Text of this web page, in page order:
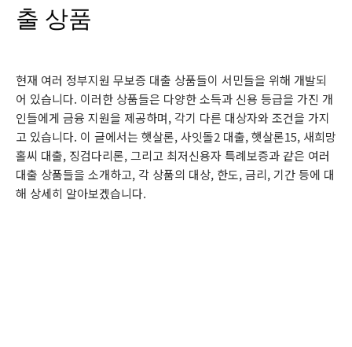
출 상품
현재 여러 정부지원 무보증 대출 상품들이 서민들을 위해 개발되
어 있습니다. 이러한 상품들은 다양한 소득과 신용 등급을 가진 개
인들에게 금융 지원을 제공하며, 각기 다른 대상자와 조건을 가지
고 있습니다. 이 글에서는 햇살론, 사잇돌2 대출, 햇살론15, 새희망
홀씨 대출, 징검다리론, 그리고 최저신용자 특례보증과 같은 여러
대출 상품들을 소개하고, 각 상품의 대상, 한도, 금리, 기간 등에 대
해 상세히 알아보겠습니다.